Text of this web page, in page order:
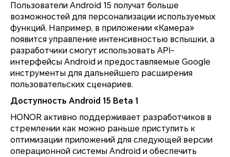
Пользователи Android 15 получат больше
возможностей для персонализации используемых
функций. Например, в приложении «Камера»
появится управление интенсивностью вспышки, а
разработчики смогут использовать API-
интерфейсы Android и предоставляемые Google
инструменты для дальнейшего расширения
пользовательских сценариев.
Доступность Android 15 Beta 1
HONOR активно поддерживает разработчиков в
стремлении как можно раньше приступить к
оптимизации приложений для следующей версии
операционной системы Android и обеспечить